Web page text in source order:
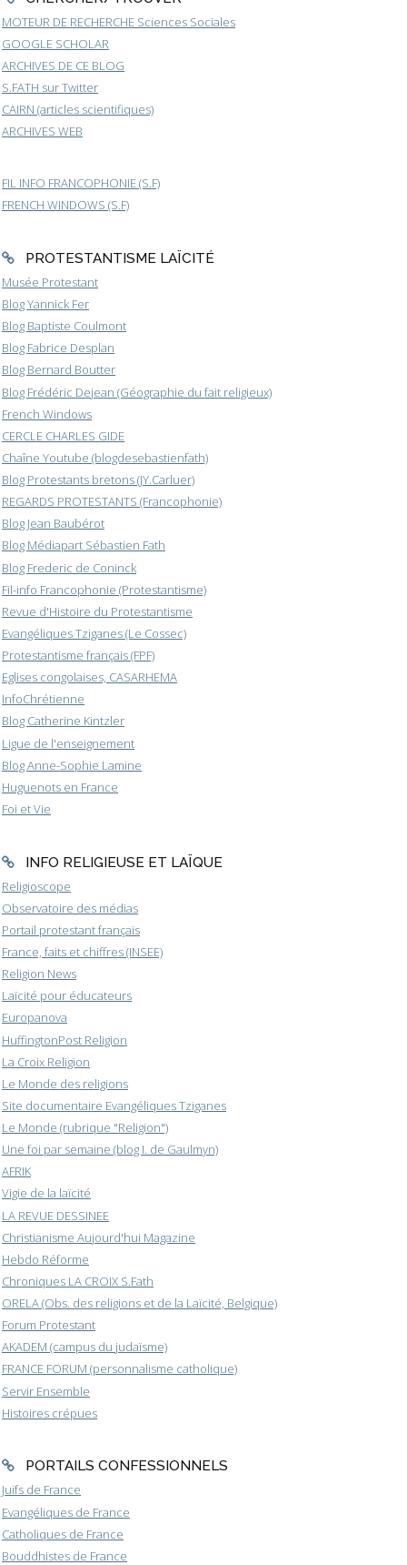
MOTEUR DE RECHERCHE Sciences Sociales
GOOGLE SCHOLAR
ARCHIVES DE CE BLOG
S.FATH sur Twitter
CAIRN (articles scientifiques)
ARCHIVES WEB
FIL INFO FRANCOPHONIE (S.F)
FRENCH WINDOWS (S.F)
PROTESTANTISME LAÏCITÉ
Musée Protestant
Blog Yannick Fer
Blog Baptiste Coulmont
Blog Fabrice Desplan
Blog Bernard Boutter
Blog Frédéric Dejean (Géographie du fait religieux)
French Windows
CERCLE CHARLES GIDE
Chaîne Youtube (blogdesebastienfath)
Blog Protestants bretons (JY.Carluer)
REGARDS PROTESTANTS (Francophonie)
Blog Jean Baubérot
Blog Médiapart Sébastien Fath
Blog Frederic de Coninck
Fil-info Francophonie (Protestantisme)
Revue d'Histoire du Protestantisme
Evangéliques Tziganes (Le Cossec)
Protestantisme français (FPF)
Eglises congolaises, CASARHEMA
InfoChrétienne
Blog Catherine Kintzler
Ligue de l'enseignement
Blog Anne-Sophie Lamine
Huguenots en France
Foi et Vie
INFO RELIGIEUSE ET LAÏQUE
Religioscope
Observatoire des médias
Portail protestant français
France, faits et chiffres (INSEE)
Religion News
Laïcité pour éducateurs
Europanova
HuffingtonPost Religion
La Croix Religion
Le Monde des religions
Site documentaire Evangéliques Tziganes
Le Monde (rubrique "Religion")
Une foi par semaine (blog I. de Gaulmyn)
AFRIK
Vigie de la laïcité
LA REVUE DESSINEE
Christianisme Aujourd'hui Magazine
Hebdo Réforme
Chroniques LA CROIX S.Fath
ORELA (Obs. des religions et de la Laïcité, Belgique)
Forum Protestant
AKADEM (campus du judaïsme)
FRANCE FORUM (personnalisme catholique)
Servir Ensemble
Histoires crépues
PORTAILS CONFESSIONNELS
Juifs de France
Evangéliques de France
Catholiques de France
Bouddhistes de France